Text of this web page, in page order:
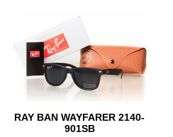
RAY BAN WAYFARER 2140-
901SB